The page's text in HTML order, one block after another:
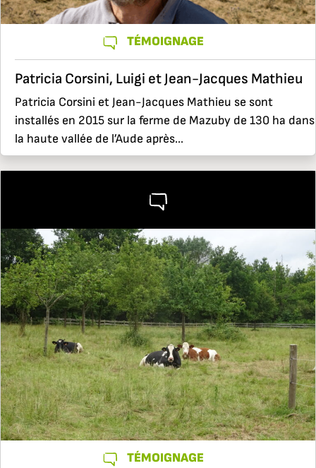
TÉMOIGNAGE
Patricia Corsini, Luigi et Jean-Jacques Mathieu
Patricia Corsini et Jean-Jacques Mathieu se sont
installés en 2015 sur la ferme de Mazuby de 130 ha dans
la haute vallée de l’Aude après...
TÉMOIGNAGE